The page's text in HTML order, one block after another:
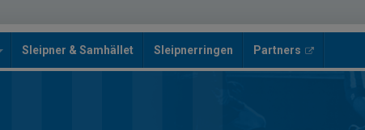
Sleipner & Samhället Sleipnerringen Partners